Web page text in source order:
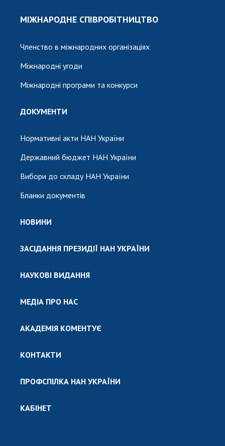
МІЖНАРОДНЕ СПІВРОБІТНИЦТВО
Членство в міжнародних організаціях
Міжнародні угоди
Міжнародні програми та конкурси
ДОКУМЕНТИ
Нормативні акти НАН України
Державний бюджет НАН України
Вибори до складу НАН України
Бланки документів
НОВИНИ
ЗАСІДАННЯ ПРЕЗИДІЇ НАН УКРАЇНИ
НАУКОВІ ВИДАННЯ
МЕДІА ПРО НАС
АКАДЕМІЯ КОМЕНТУЄ
КОНТАКТИ
ПРОФСПІЛКА НАН УКРАЇНИ
КАБІНЕТ